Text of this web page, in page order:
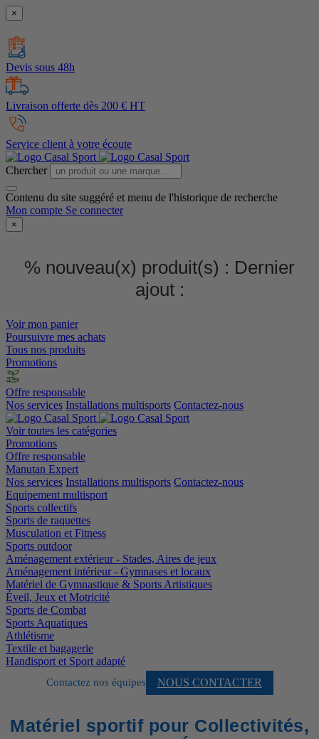
×
Devis sous 48h
Livraison offerte dès 200 € HT
Service client à votre écoute
Chercher
Contenu du site suggéré et menu de l'historique de recherche
Mon compte Se connecter
×
% nouveau(x) produit(s) : Dernier
ajout :
Voir mon panier
Poursuivre mes achats
Tous nos produits
Promotions
Offre responsable
Nos services Installations multisports Contactez-nous
Voir toutes les catégories
Promotions
Offre responsable
Manutan Expert
Nos services Installations multisports Contactez-nous
Equipement multisport
Sports collectifs
Sports de raquettes
Musculation et Fitness
Sports outdoor
Aménagement extérieur - Stades, Aires de jeux
Aménagement intérieur - Gymnases et locaux
Matériel de Gymnastique & Sports Artistiques
Éveil, Jeux et Motricité
Sports de Combat
Sports Aquatiques
Athlétisme
Textile et bagagerie
Handisport et Sport adapté
Contactez nos équipes NOUS CONTACTER
Matériel sportif pour Collectivités,